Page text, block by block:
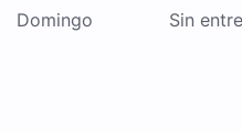
Domingo Sin